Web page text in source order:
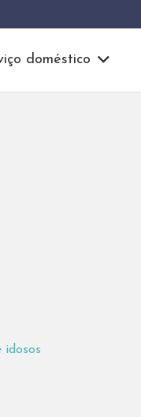
doméstico
idosos